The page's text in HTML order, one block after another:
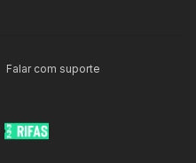
Falar com suporte